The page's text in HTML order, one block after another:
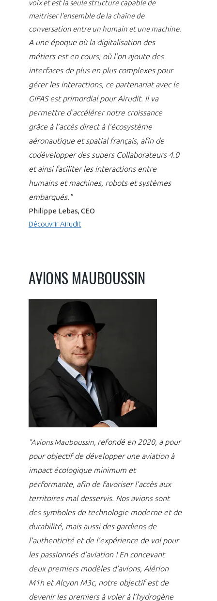
voix et est la seule structure capable de
maitriser l’ensemble de la chaîne de
conversation entre un humain et une machine.
A une époque où la digitalisation des
métiers est en cours, où l’on ajoute des
interfaces de plus en plus complexes pour
gérer les interactions, ce partenariat avec le
GIFAS est primordial pour Airudit. Il va
permettre d'accélérer notre croissance
grâce à l’accès direct à l’écosystème
aéronautique et spatial français, afin de
codévelopper des supers Collaborateurs 4.0
et ainsi faciliter les interactions entre
humains et machines, robots et systèmes
embarqués."
Philippe Lebas, CEO
Découvrir Airudit
AVIONS MAUBOUSSIN
"Avions Mauboussin, refondé en 2020, a pour
pour objectif de développer une aviation à
impact écologique minimum et
performante, afin de favoriser l’accès aux
territoires mal desservis. Nos avions sont
des symboles de technologie moderne et de
durabilité, mais aussi des gardiens de
l’authenticité et de l’expérience de vol pour
les passionnés d’aviation !En concevant
deux premiers modèles d’avions, Alérion
M1h et Alcyon M3c, notre objectif est de
devenir les premiers à voler à l’hydrogène